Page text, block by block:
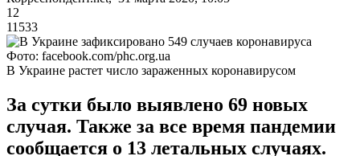
12
11533
Фото: facebook.com/phc.org.ua
В Украине растет число зараженных коронавирусом
За сутки было выявлено 69 новых
случая. Также за все время пандемии
сообщается о 13 летальных случаях.